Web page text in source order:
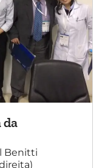
da
Benitti